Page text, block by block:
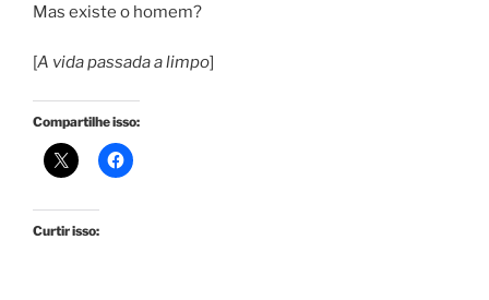
Mas existe o homem?
[A vida passada a limpo]
Compartilhe isso:
Curtir isso: